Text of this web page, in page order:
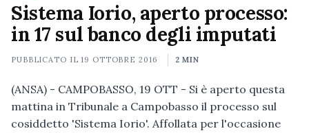
Sistema Iorio, aperto processo:
in 17 sul banco degli imputati
PUBBLICATO IL19 OTTOBRE 2016 2 MIN
(ANSA) - CAMPOBASSO, 19 OTT - Si è aperto questa
mattina in Tribunale a Campobasso il processo sul
cosiddetto 'Sistema Iorio'. Affollata per l'occasione